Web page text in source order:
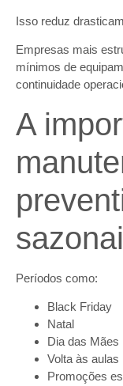
Isso reduz
Empresas mais
mínimos de
continuidade
A
Períodos como:
Black Friday
Natal
Dia das Mães
Volta às aulas
Promoções